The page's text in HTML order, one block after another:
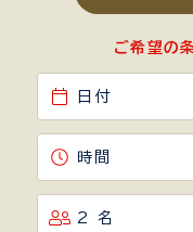
ご希望の
日付
時間
2 名